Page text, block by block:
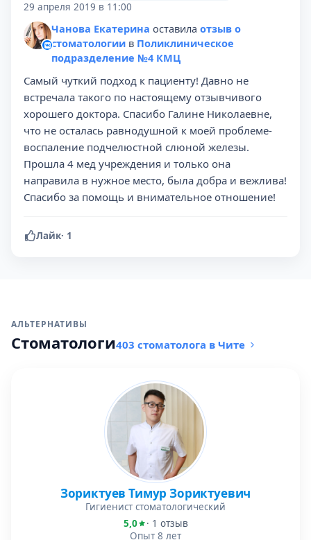
29 апреля 2019 в 11:00
Чанова Екатерина оставила отзыв о
стоматологии в Поликлиническое
подразделение №4 КМЦ
Самый чуткий подход к пациенту! Давно не
встречала такого по настоящему отзывчивого
хорошего доктора. Спасибо Галине Николаевне,
что не осталась равнодушной к моей проблеме-
воспаление подчелюстной слюной железы.
Прошла 4 мед учреждения и только она
направила в нужное место, была добра и вежлива!
Спасибо за помощь и внимательное отношение!
Лайк· 1
АЛЬТЕРНАТИВЫ
Стоматологи403 стоматолога в Чите
Зориктуев Тимур Зориктуевич
Гигиенист стоматологический
5,0
· 1 отзыв
Опыт 8 лет